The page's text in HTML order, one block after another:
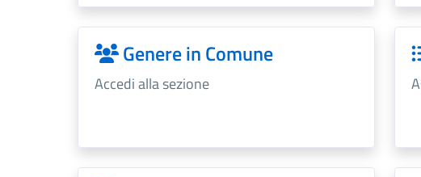
Genere in Comune
Accedi alla sezione